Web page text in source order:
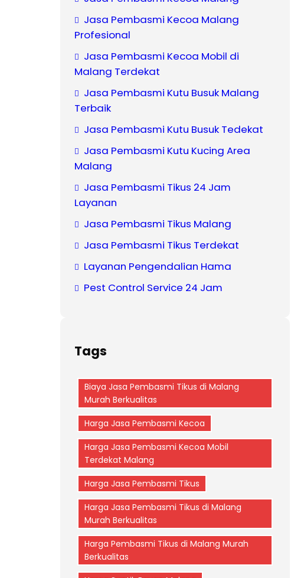
Jasa Pembasmi Kecoa Malang
Profesional
Jasa Pembasmi Kecoa Mobil di
Malang Terdekat
Jasa Pembasmi Kutu Busuk Malang
Terbaik
Jasa Pembasmi Kutu Busuk Tedekat
Jasa Pembasmi Kutu Kucing Area
Malang
Jasa Pembasmi Tikus 24 Jam
Layanan
Jasa Pembasmi Tikus Malang
Jasa Pembasmi Tikus Terdekat
Layanan Pengendalian Hama
Pest Control Service 24 Jam
Tags
Biaya Jasa Pembasmi Tikus di Malang
Murah Berkualitas
Harga Jasa Pembasmi Kecoa
Harga Jasa Pembasmi Kecoa Mobil
Terdekat Malang
Harga Jasa Pembasmi Tikus
Harga Jasa Pembasmi Tikus di Malang
Murah Berkualitas
Harga Pembasmi Tikus di Malang Murah
Berkualitas